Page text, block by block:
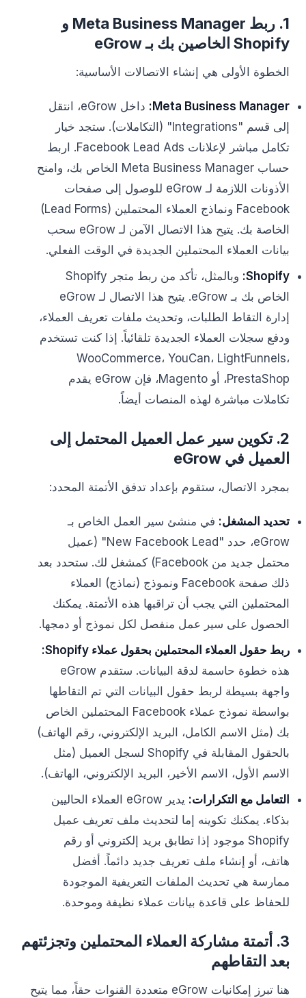
1. ربط Meta Business Manager و
Shopify الخاصين بك بـ eGrow
الخطوة الأولى هي إنشاء الاتصالات الأساسية:
Meta Business Manager:
داخل eGrow، انتقل
إلى قسم "Integrations" (التكاملات). ستجد خيار
تكامل مباشر لإعلانات Facebook Lead Ads. اربط
حساب Meta Business Manager الخاص بك، وامنح
الأذونات اللازمة لـ eGrow للوصول إلى صفحات
Facebook ونماذج العملاء المحتملين (Lead Forms)
الخاصة بك. يتيح هذا الاتصال الآمن لـ eGrow سحب
بيانات العملاء المحتملين الجديدة في الوقت الفعلي.
Shopify:
وبالمثل، تأكد من ربط متجر Shopify
الخاص بك بـ eGrow. يتيح هذا الاتصال لـ eGrow
إدارة التقاط الطلبات، وتحديث ملفات تعريف العملاء،
ودفع سجلات العملاء الجديدة تلقائياً. إذا كنت تستخدم
WooCommerce، YouCan، LightFunnels،
PrestaShop، أو Magento، فإن eGrow يقدم
تكاملات مباشرة لهذه المنصات أيضاً.
2. تكوين سير عمل العميل المحتمل إلى
العميل في eGrow
بمجرد الاتصال، ستقوم بإعداد تدفق الأتمتة المحدد:
تحديد المشغل: في منشئ سير العمل الخاص بـ
eGrow، حدد "New Facebook Lead" (عميل
محتمل جديد من Facebook) كمشغل لك. ستحدد بعد
ذلك صفحة Facebook ونموذج (نماذج) العملاء
المحتملين التي يجب أن تراقبها هذه الأتمتة. يمكنك
الحصول على سير عمل منفصل لكل نموذج أو دمجها.
ربط حقول العملاء المحتملين بحقول عملاء Shopify:
هذه خطوة حاسمة لدقة البيانات. ستقدم eGrow
واجهة بسيطة لربط حقول البيانات التي تم التقاطها
بواسطة نموذج عملاء Facebook المحتملين الخاص
بك (مثل الاسم الكامل، البريد الإلكتروني، رقم الهاتف)
بالحقول المقابلة في Shopify لسجل العميل (مثل
الاسم الأول، الاسم الأخير، البريد الإلكتروني، الهاتف).
التعامل مع التكرارات:
يدير eGrow العملاء الحاليين
بذكاء. يمكنك تكوينه إما لتحديث ملف تعريف عميل
Shopify موجود إذا تطابق بريد إلكتروني أو رقم
هاتف، أو إنشاء ملف تعريف جديد دائماً. أفضل
ممارسة هي تحديث الملفات التعريفية الموجودة
للحفاظ على قاعدة بيانات عملاء نظيفة وموحدة.
3. أتمتة مشاركة العملاء المحتملين وتجزئتهم
بعد التقاطهم
هنا تبرز إمكانيات eGrow متعددة القنوات حقاً، مما يتيح